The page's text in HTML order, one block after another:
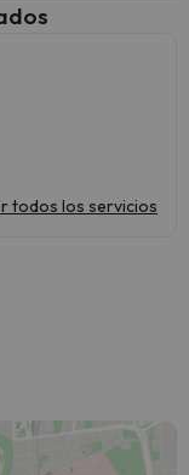
todos los servicios